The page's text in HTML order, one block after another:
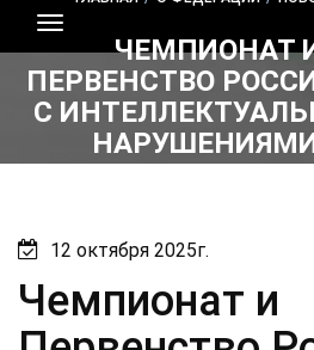
Показать/
скрыть
навигацию
ЧЕМПИОНАТ
ПЕРВЕНСТВО
С
ДИСЦИПЛИНЕ
12 октября 2025г.
Чемпионат и